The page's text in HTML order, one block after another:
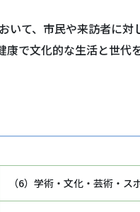
いて、市民や来訪者に
康で文化的な生活と世
（6）学術・文化・芸術・ス